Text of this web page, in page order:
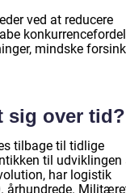
ved at reducere
mindske
sig over tid?
tilbage til tidlige
til udviklingen
har logistik
århundrede.